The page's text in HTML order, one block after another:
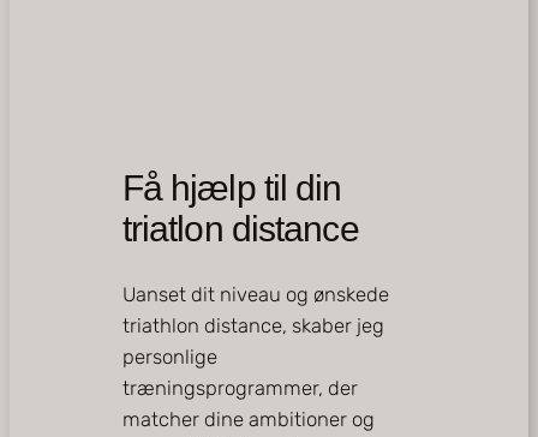
Få hjælp til din
triatlon distance
Uanset dit niveau og ønskede
triathlon distance, skaber jeg
personlige
træningsprogrammer, der
matcher dine ambitioner og